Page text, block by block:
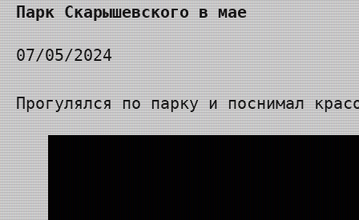
Парк Скарышевского в мае
07/05/2024
Прогулялся по парку и поснимал